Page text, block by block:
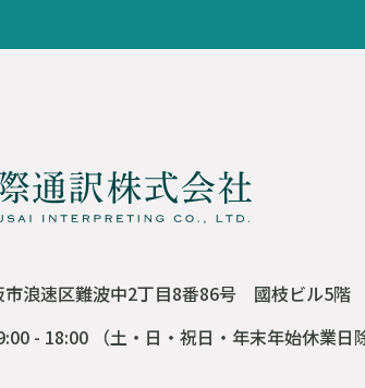
市浪速区難波中2丁目8番86号 國枝ビル5階
- 18:00 （土・日・祝日・年末年始休業日